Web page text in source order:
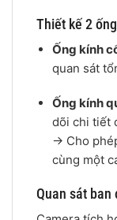
Thiết kế 2
Ống kính
quan sát
Ống kính
dõi chi tiết
→ Cho
cùng một
Quan sát